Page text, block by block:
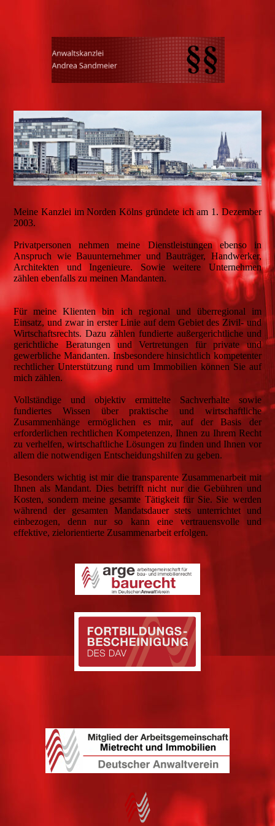
Meine Kanzlei im Norden Kölns gründete ich am 1. Dezember
2003.
Privatpersonen nehmen meine Dienstleistungen ebenso in
Anspruch wie Bauunternehmer und Bauträger, Handwerker,
Architekten und Ingenieure. Sowie weitere Unternehmen
zählen ebenfalls zu meinen Mandanten.
Für meine Klienten bin ich regional und überregional im
Einsatz, und zwar in erster Linie auf dem Gebiet des Zivil- und
Wirtschaftsrechts. Dazu zählen fundierte außergerichtliche und
gerichtliche Beratungen und Vertretungen für private und
gewerbliche Mandanten. Insbesondere hinsichtlich kompetenter
rechtlicher Unterstützung rund um Immobilien können Sie auf
mich zählen.
Vollständige und objektiv ermittelte Sachverhalte sowie
fundiertes Wissen über praktische und wirtschaftliche
Zusammenhänge ermöglichen es mir, auf der Basis der
erforderlichen rechtlichen Kompetenzen, Ihnen zu Ihrem Recht
zu verhelfen, wirtschaftliche Lösungen zu finden und Ihnen vor
allem die notwendigen Entscheidungshilfen zu geben.
Besonders wichtig ist mir die transparente Zusammenarbeit mit
Ihnen als Mandant. Dies betrifft nicht nur die Gebühren und
Kosten, sondern meine gesamte Tätigkeit für Sie. Sie werden
während der gesamten Mandatsdauer stets unterrichtet und
einbezogen, denn nur so kann eine vertrauensvolle und
effektive, zielorientierte Zusammenarbeit erfolgen.